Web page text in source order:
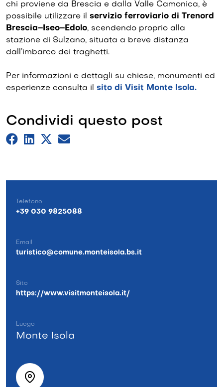
chi proviene da Brescia e dalla Valle Camonica, è
possibile utilizzare il servizio ferroviario di Trenord
Brescia–Iseo–Edolo, scendendo proprio alla
stazione di Sulzano, situata a breve distanza
dall’imbarco dei traghetti.
Per informazioni e dettagli su chiese, monumenti ed
esperienze consulta il sito di Visit Monte Isola.
Condividi questo post
Telefono
+39 030 9825088
Email
turistico@comune.monteisola.bs.it
Sito
https://www.visitmonteisola.it/
Luogo
Monte Isola